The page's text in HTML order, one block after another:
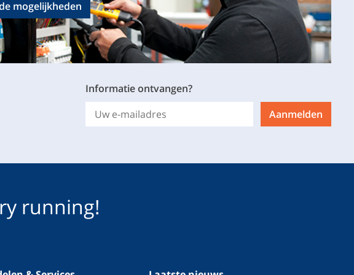
de mogelijkheden
Informatie ontvangen?
Aanmelden
running!